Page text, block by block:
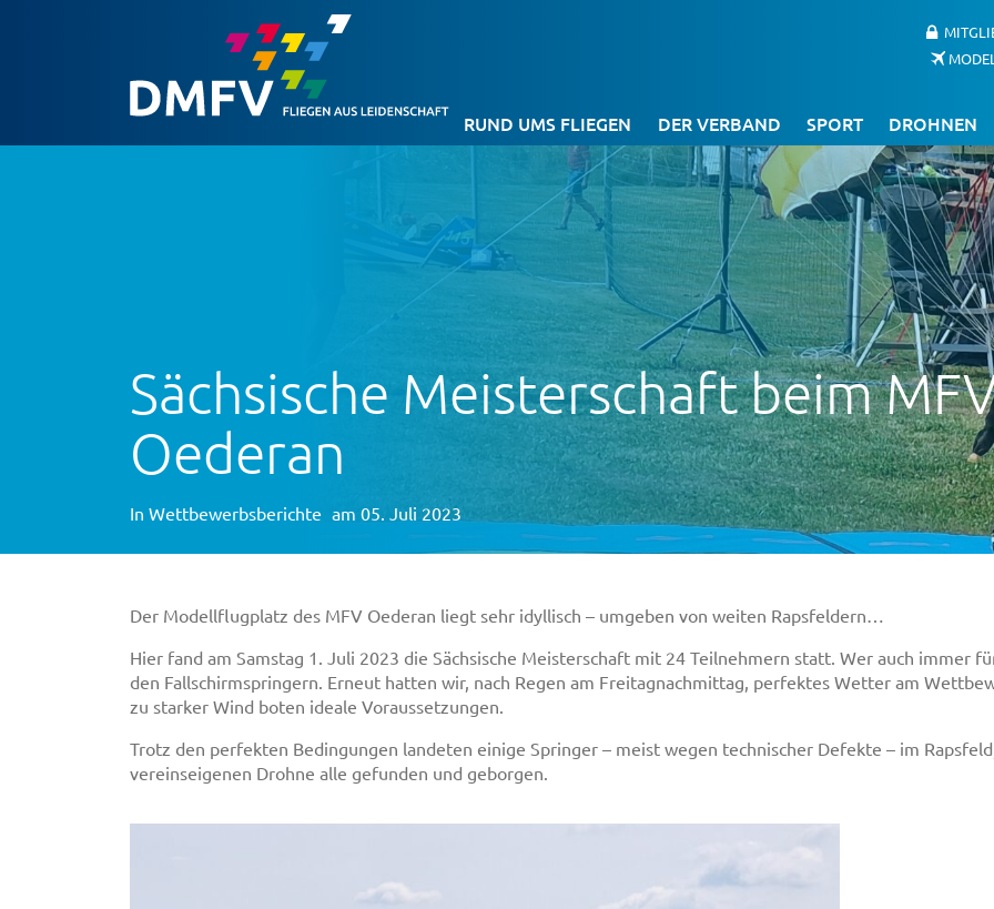
RUND UMS FLIEGEN DER VERBAND SPORT DROHNEN
Sächsische Meisterschaft beim
Oederan
In Wettbewerbsberichte am 05. Juli 2023
Der Modellflugplatz des MFV Oederan liegt sehr idyllisch – umgeben von weiten Rapsfeldern…
Hier fand am Samstag 1. Juli 2023 die Sächsische Meisterschaft mit 24 Teilnehmern statt. Wer auch immer
den Fallschirmspringern. Erneut hatten wir, nach Regen am Freitagnachmittag, perfektes Wetter am
zu starker Wind boten ideale Voraussetzungen.
Trotz den perfekten Bedingungen landeten einige Springer – meist wegen technischer Defekte – im
vereinseigenen Drohne alle gefunden und geborgen.